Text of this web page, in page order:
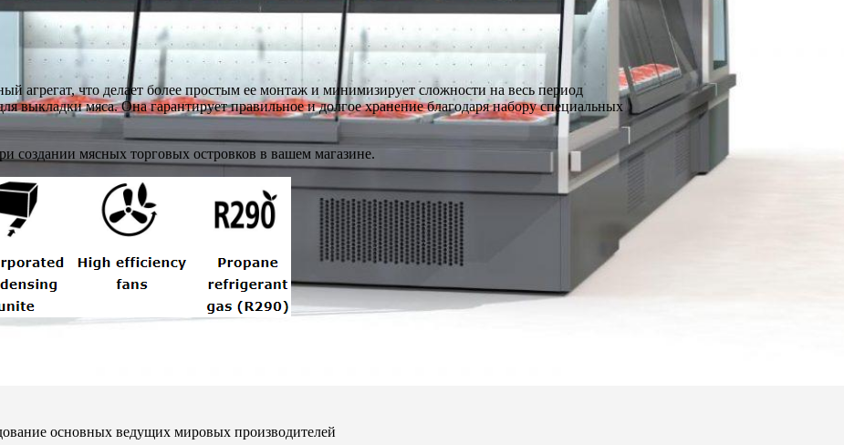
агрегат, что делает более простым ее монтаж и минимизирует сложности на весь период
выкладки мяса. Она гарантирует правильное и долгое хранение благодаря набору специальных
мясных торговых островков в вашем магазине.
основных ведущих мировых производителей